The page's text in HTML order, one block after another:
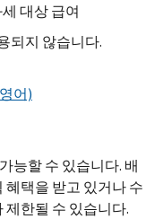
대상 급여
되지 않습니다.
어)
능할 수 있습니다. 배
혜택을 받고 있거나 수
제한될 수 있습니다.